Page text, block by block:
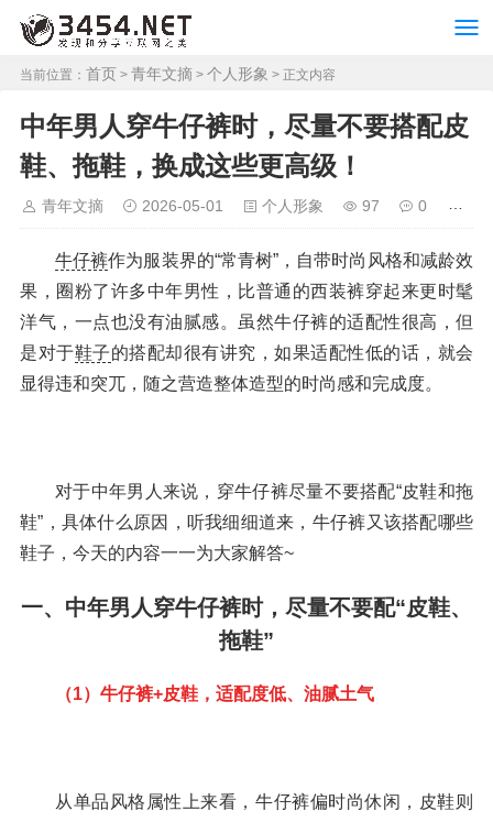
当前位置： 首页 > 青年文摘 > 个人形象 > 正文内容
中年男人穿牛仔裤时，尽量不要搭配皮
鞋、拖鞋，换成这些更高级！
青年文摘 2026-05-01 个人形象 97 0
牛仔裤作为服装界的“常青树”，自带时尚风格和减龄效
果，圈粉了许多中年男性，比普通的西装裤穿起来更时髦
洋气，一点也没有油腻感。虽然牛仔裤的适配性很高，但
是对于鞋子的搭配却很有讲究，如果适配性低的话，就会
显得违和突兀，随之营造整体造型的时尚感和完成度。
对于中年男人来说，穿牛仔裤尽量不要搭配“皮鞋和拖
鞋”，具体什么原因，听我细细道来，牛仔裤又该搭配哪些
鞋子，今天的内容一一为大家解答~
一、中年男人穿牛仔裤时，尽量不要配“皮鞋、
拖鞋”
（1）牛仔裤+皮鞋，适配度低、油腻土气
从单品风格属性上来看，牛仔裤偏时尚休闲，皮鞋则